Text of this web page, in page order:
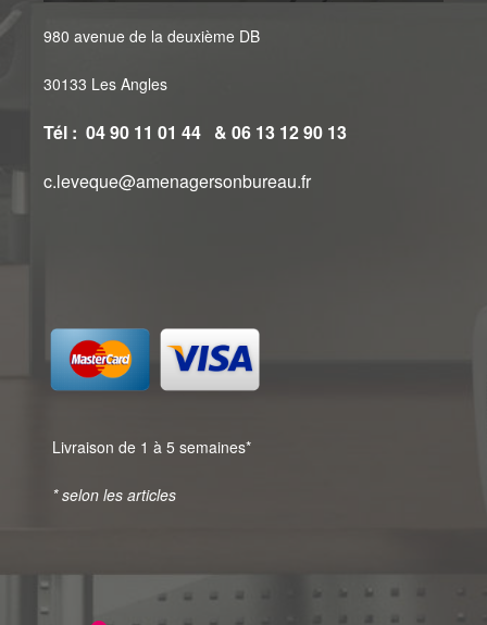
980 avenue de la deuxième DB
30133 Les Angles
Tél : 04 90 11 01 44 & 06 13 12 90 13
c.leveque@amenagersonbureau.fr
Livraison de 1 à 5 semaines*
* selon les articles